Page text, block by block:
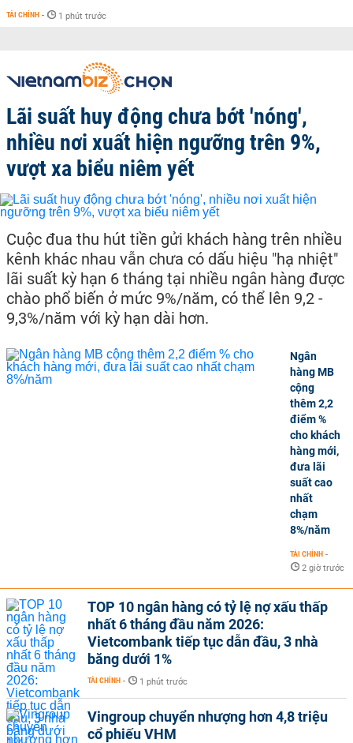
TÀI CHÍNH - 1 phút trước
Lãi suất huy động chưa bớt 'nóng',
nhiều nơi xuất hiện ngưỡng trên 9%,
vượt xa biểu niêm yết
Cuộc đua thu hút tiền gửi khách hàng trên nhiều
kênh khác nhau vẫn chưa có dấu hiệu "hạ nhiệt"
lãi suất kỳ hạn 6 tháng tại nhiều ngân hàng được
chào phổ biến ở mức 9%/năm, có thể lên 9,2 -
9,3%/năm với kỳ hạn dài hơn.
Ngân
hàng MB
cộng
thêm 2,2
điểm %
cho khách
hàng mới,
đưa lãi
suất cao
nhất
chạm
8%/năm
TÀI CHÍNH -
2 giờ trước
TOP 10 ngân hàng có tỷ lệ nợ xấu thấp
nhất 6 tháng đầu năm 2026:
Vietcombank tiếp tục dẫn đầu, 3 nhà
băng dưới 1%
TÀI CHÍNH - 1 phút trước
Vingroup chuyển nhượng hơn 4,8 triệu
cổ phiếu VHM